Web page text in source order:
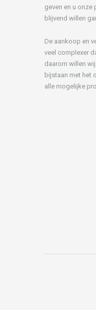
geven en u onze
blijvend willen
De aankoop en
veel complexer
daarom willen
bijstaan met het
alle mogelijke